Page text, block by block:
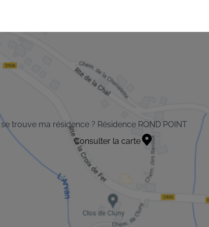
trouve ma résidence ? Résidence ROND POINT
Consulter la carte